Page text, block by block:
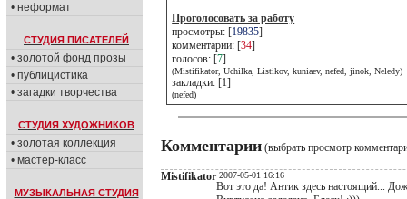
• неформат
СТУДИЯ ПИСАТЕЛЕЙ
• золотой фонд прозы
• публицистика
• загадки творчества
СТУДИЯ ХУДОЖНИКОВ
• золотая коллекция
• мастер-класс
МУЗЫКАЛЬНАЯ СТУДИЯ
Проголосовать за работу
просмотры: [19835]
комментарии: [34]
голосов: [7]
(Mistifikator, Uchilka, Listikov, kuniaev, nefed, jinok, Neledy)
закладки: [1]
(nefed)
Комментарии (выбрать просмотр
Mistifikator 2007-05-01 16:16
Вот это да! Антик здесь настоящий...